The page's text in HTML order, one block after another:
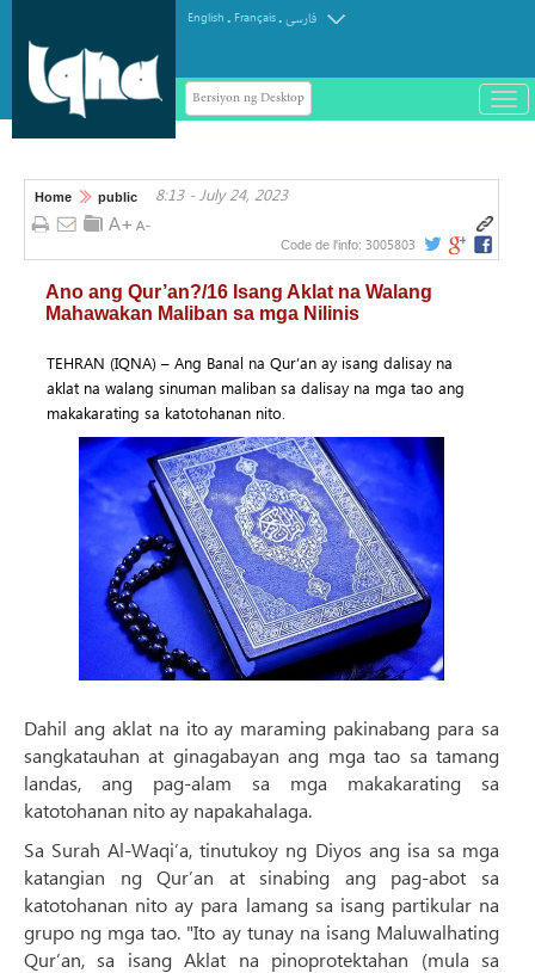
English . Français.فارسی
Bersiyon ng Desktop
باز
و
Home public 8:13 - July 24, 2023
Code de l'info: 3005803
Ano ang Qur’an?/16 Isang Aklat na Walang
Mahawakan Maliban sa mga Nilinis
TEHRAN (IQNA) – Ang Banal na Qur’an ay isang dalisay na
aklat na walang sinuman maliban sa dalisay na mga tao ang
makakarating sa katotohanan nito.
Dahil ang aklat na ito ay maraming pakinabang para sa
sangkatauhan at ginagabayan ang mga tao sa tamang
landas, ang pag-alam sa mga makakarating sa
katotohanan nito ay napakahalaga.
Sa Surah Al-Waqi’a, tinutukoy ng Diyos ang isa sa mga
katangian ng Qur’an at sinabing ang pag-abot sa
katotohanan nito ay para lamang sa isang partikular na
grupo ng mga tao. "Ito ay tunay na isang Maluwalhating
Qur’an, sa isang Aklat na pinoprotektahan (mula sa